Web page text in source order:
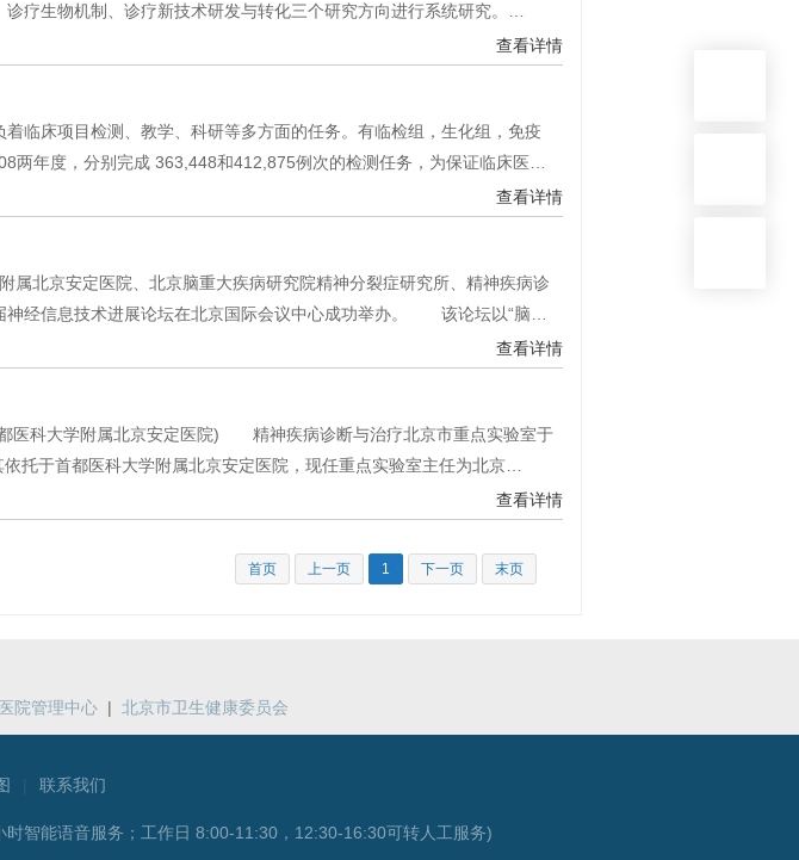
疗生物机制、诊疗新技术研发与转化三个研究方向进行系统研究。…
查看详情
床项目检测、教学、科研等多方面的任务。有临检组，生化组，免疫
两年度，分别完成 363,448和412,875例次的检测任务，为保证临床医…
查看详情
北京安定医院、北京脑重大疾病研究院精神分裂症研究所、精神疾病诊
神经信息技术进展论坛在北京国际会议中心成功举办。 该论坛以“脑…
查看详情
医科大学附属北京安定医院) 精神疾病诊断与治疗北京市重点实验室于
托于首都医科大学附属北京安定医院，现任重点实验室主任为北京…
查看详情
首页 上一页 1 下一页 末页
院管理中心 | 北京市卫生健康委员会
联系我们
时智能语音服务；工作日 8:00-11:30，12:30-16:30可转人工服务)